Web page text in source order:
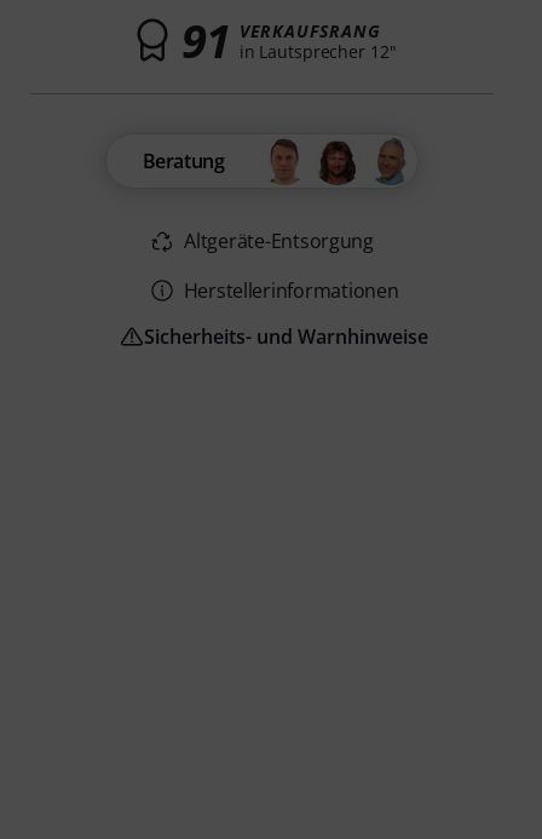
91 VERKAUFSRANG
in Lautsprecher 12"
Beratung
Altgeräte-Entsorgung
Herstellerinformationen
Sicherheits- und Warnhinweise